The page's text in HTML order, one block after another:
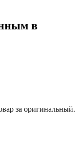
в
за оригинальный.